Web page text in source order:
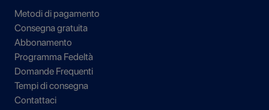
Metodi di pagamento
Consegna gratuita
Abbonamento
Programma Fedeltà
Domande Frequenti
Tempi di consegna
Contattaci